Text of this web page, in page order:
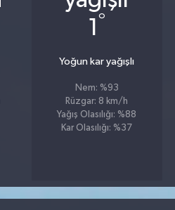
1 °
Yoğun kar yağışlı
Nem: %93
Rüzgar: 8 km/h
Yağış Olasılığı: %88
Kar Olasılığı: %37